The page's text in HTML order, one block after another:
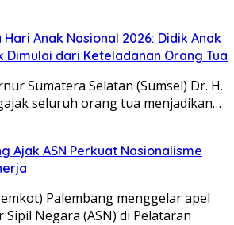
Anak Nasional 2026: Didik Anak
Dimulai dari Keteladanan Orang Tua
Sumatera Selatan (Sumsel) Dr. H.
seluruh orang tua menjadikan…
Ajak ASN Perkuat Nasionalisme
Palembang menggelar apel
Negara (ASN) di Pelataran